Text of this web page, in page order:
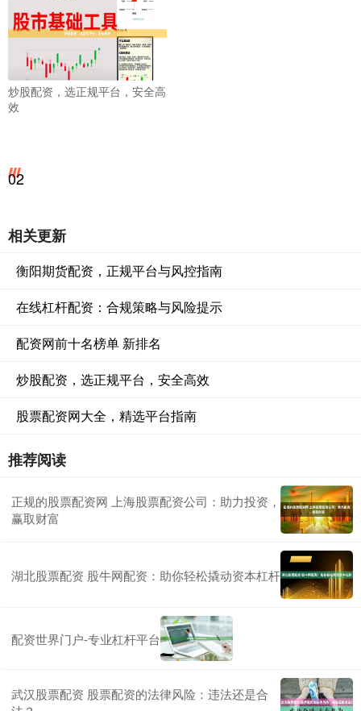
炒股配资，选正规平台，安全高
效
02
相关更新
衡阳期货配资，正规平台与风控指南
在线杠杆配资：合规策略与风险提示
配资网前十名榜单 新排名
炒股配资，选正规平台，安全高效
股票配资网大全，精选平台指南
推荐阅读
正规的股票配资网 上海股票配资公司：助力投资，
赢取财富
湖北股票配资 股牛网配资：助你轻松撬动资本杠杆
配资世界门户-专业杠杆平台
武汉股票配资 股票配资的法律风险：违法还是合